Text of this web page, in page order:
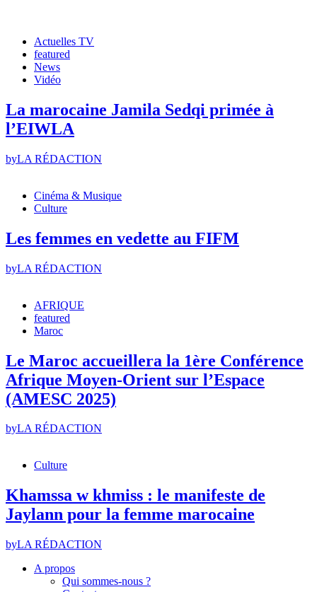
Actuelles TV
featured
News
Vidéo
La marocaine Jamila Sedqi primée à
l’EIWLA
byLA RÉDACTION
Cinéma & Musique
Culture
Les femmes en vedette au FIFM
byLA RÉDACTION
AFRIQUE
featured
Maroc
Le Maroc accueillera la 1ère Conférence
Afrique Moyen-Orient sur l’Espace
(AMESC 2025)
byLA RÉDACTION
Culture
Khamssa w khmiss : le manifeste de
Jaylann pour la femme marocaine
byLA RÉDACTION
A propos
Qui sommes-nous ?